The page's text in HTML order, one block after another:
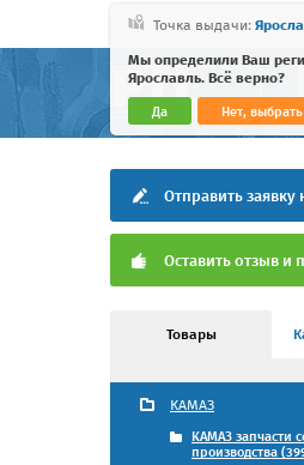
Точка выдачи:
Мы определили Ваш
Ярославль. Всё верно?
Да Нет,
Отправить
Оставить отзыв и
Товары
КАМАЗ
КАМАЗ запчасти
производства